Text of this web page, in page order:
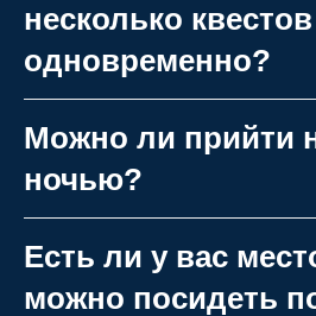
несколько квестов
одновременно?
Можно ли прийти
ночью?
Есть ли у вас
можно посидеть